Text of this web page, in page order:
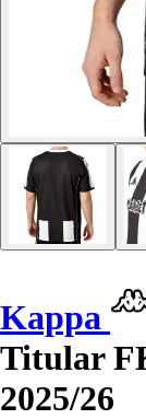
Kappa
Titular
2025/26